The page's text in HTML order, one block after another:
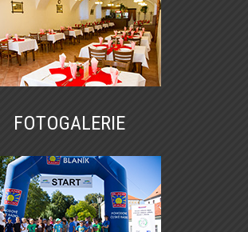
FOTOGALERIE